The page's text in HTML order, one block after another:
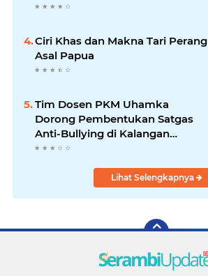
Ciri Khas dan Makna Tari Perang
Asal Papua
Tim Dosen PKM Uhamka
Dorong Pembentukan Satgas
Anti-Bullying di Kalangan
Remaja
Lihat Selengkapnya